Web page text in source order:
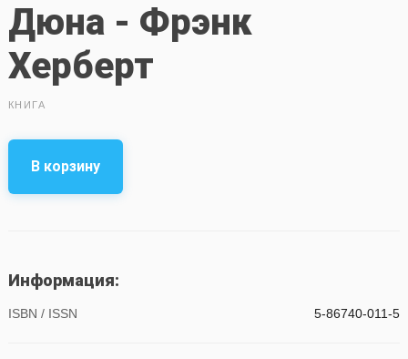
Дюна - Фрэнк
Херберт
КНИГА
В корзину
Информация:
ISBN / ISSN 5-86740-011-5